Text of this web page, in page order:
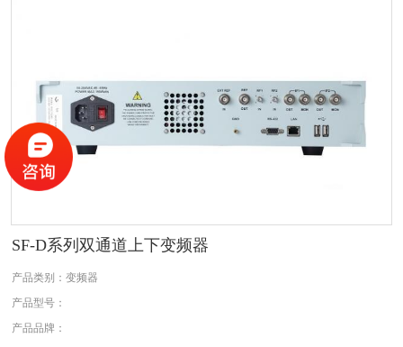
SF-D系列双通道上下变频器
产品类别：变频器
产品型号：
产品品牌：